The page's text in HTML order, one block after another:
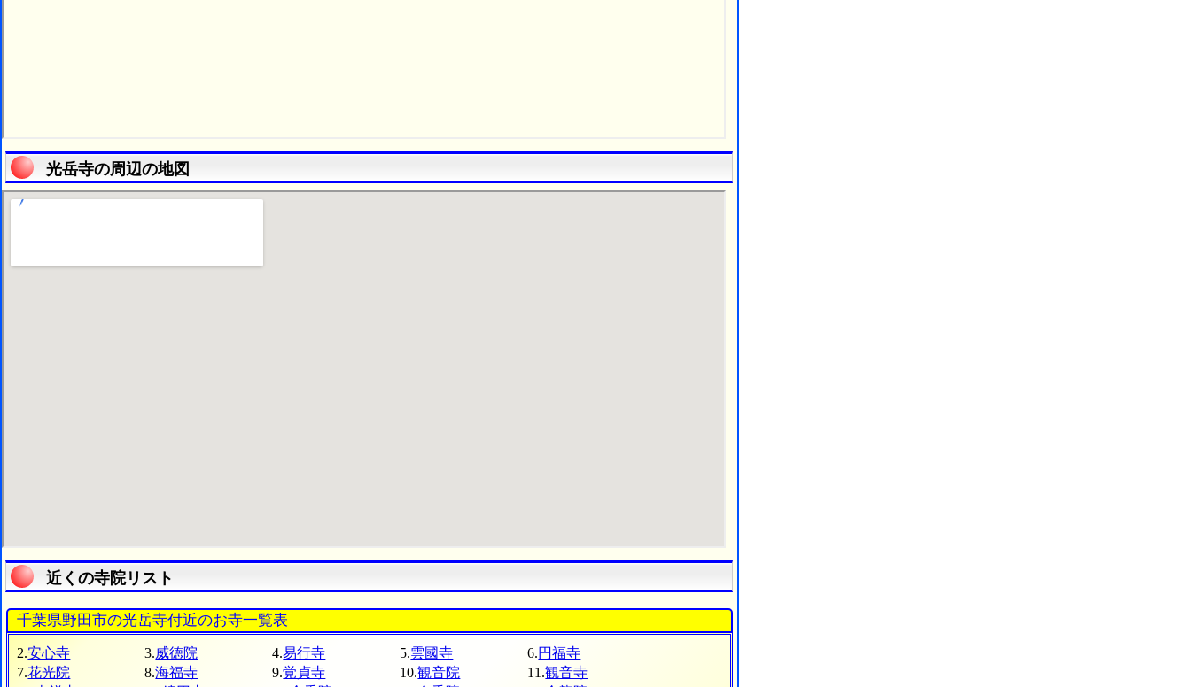
光岳寺の周辺の地図
近くの寺院リスト
千葉県野田市の光岳寺付近のお寺一覧表
2.安心寺 3.威徳院 4.易行寺 5.雲國寺 6.円福寺
7.花光院 8.海福寺 9.覚貞寺 10.観音院 11.観音寺